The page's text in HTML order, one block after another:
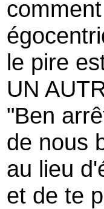
le pire
UN
"Ben
de nous
au lieu
et de te